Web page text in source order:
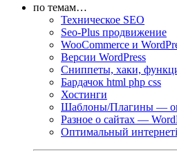
по темам…
Техническое SEO
Seo-Plus продвижение
WooCommerce и
Версии WordPress
Сниппеты, хаки,
Бардачок html php css
Хостинги
Шаблоны/Плагины —
Разное о сайтах —
Оптимальный